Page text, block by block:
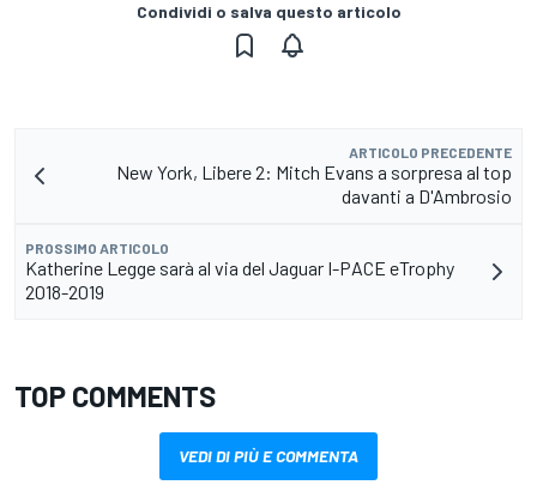
Condividi o salva questo articolo
ARTICOLO PRECEDENTE
New York, Libere 2: Mitch Evans a sorpresa al top
davanti a D'Ambrosio
PROSSIMO ARTICOLO
Katherine Legge sarà al via del Jaguar I-PACE eTrophy
2018-2019
TOP COMMENTS
VEDI DI PIÙ E COMMENTA